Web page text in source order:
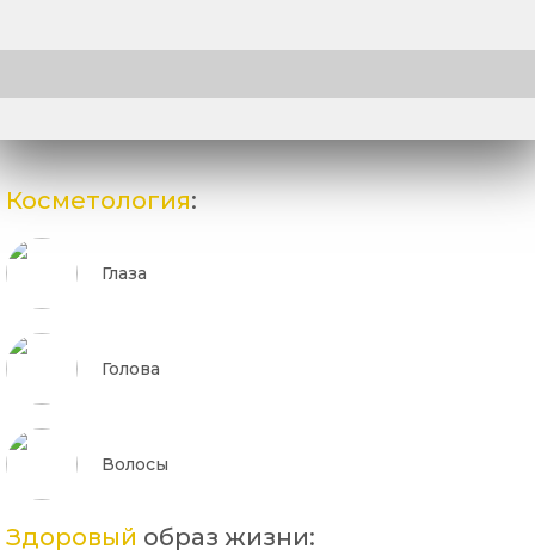
Косметология:
Глаза
Голова
Волосы
Здоровый образ жизни: